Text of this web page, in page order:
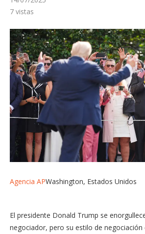
7 vistas
Agencia APWashington, Estados Unidos
El presidente Donald Trump se
negociador, pero su estilo de negociación